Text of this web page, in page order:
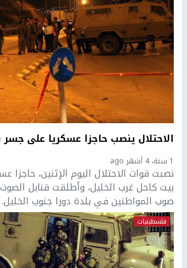
الاحتلال ينصب حاجزا عسكريا على
1 سنة، 4 أشهر ago
نصبت قوات الاحتلال اليوم الإثنين،
بيت كاحل غرب الخليل، وأطلقت قنابل
صوب المواطنين في بلدة دورا جنوب
فلسطينيات